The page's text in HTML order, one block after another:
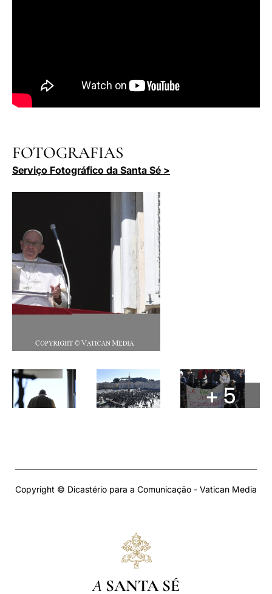
FOTOGRAFIAS
Serviço Fotográfico da Santa Sé >
+ 5
Copyright © Dicastério para a Comunicação - Vatican Media
A SANTA SÉ